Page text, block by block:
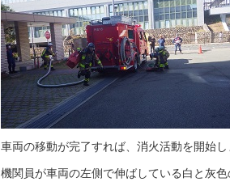
車両の移動が完了すれば、消火活動を開始し
機関員が車両の左側で伸ばしている白と灰